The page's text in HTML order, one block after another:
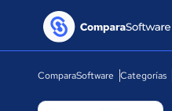
ComparaSoftware Categorías